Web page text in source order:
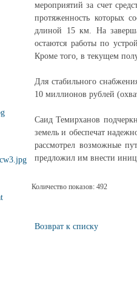
мероприятий за счет
протяженность которых
длиной 15 км. На
остаются работы по
Кроме того, в текущем
Для стабильного
10 миллионов рублей
Саид Темирханов
земель и обеспечат
рассмотрел возможные
предложил им внести
Количество показов: 492
Возврат к списку